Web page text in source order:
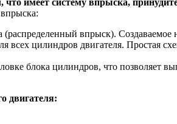
что имеет систему впрыска,
впрыск). Создаваемое
всех цилиндров двигателя. Простая
блока цилиндров, что позволяет
двигателя: